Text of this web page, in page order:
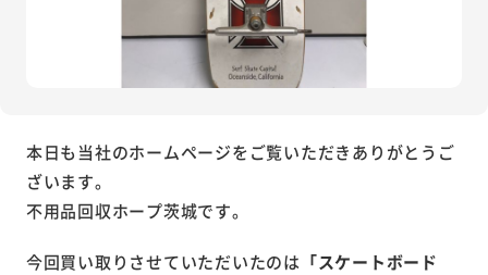
本日も当社のホームページをご覧いただきありがとうご
ざいます。
不用品回収ホープ茨城です。
今回買い取りさせていただいたのは 「スケートボード